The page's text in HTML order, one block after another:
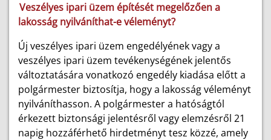
Veszélyes ipari üzem építését megelőzően a
lakosság nyilváníthat-e véleményt?
Új veszélyes ipari üzem engedélyének vagy a
veszélyes ipari üzem tevékenységének jelentős
változtatására vonatkozó engedély kiadása előtt a
polgármester biztosítja, hogy a lakosság véleményt
nyilváníthasson. A polgármester a hatóságtól
érkezett biztonsági jelentésről vagy elemzésről 21
napig hozzáférhető hirdetményt tesz közzé, amely